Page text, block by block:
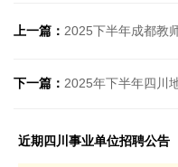
上一篇： 2025下半年成都教
下一篇： 2025年下半年四川
近期四川事业单位招聘公告